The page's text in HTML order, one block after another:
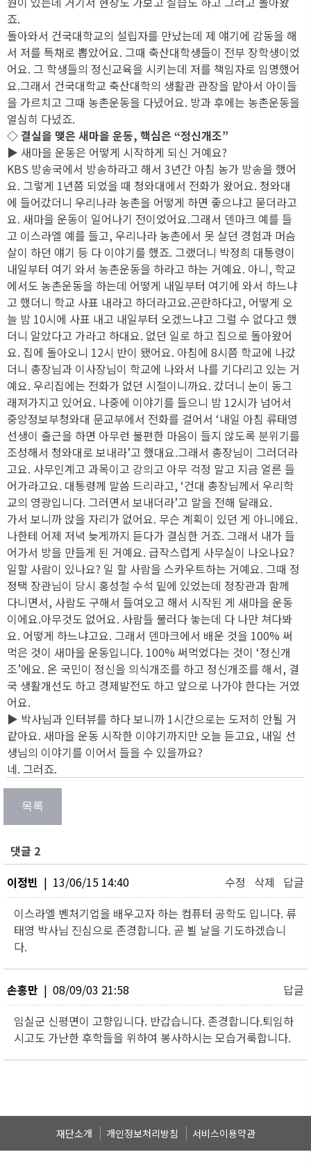
죠.
돌아와서 건국대학교의 설립자를 만났는데 제 얘기에 감동을 해
서 저를 특채로 뽑았어요. 그때 축산대학생들이 전부 장학생이었
어요. 그 학생들의 정신교육을 시키는데 저를 책임자로 임명했어
요.그래서 건국대학교 축산대학의 생활관 관장을 맡아서 아이들
을 가르치고 그때 농촌운동을 다녔어요. 방과 후에는 농촌운동을
열심히 다녔죠.
◇ 결실을 맺은 새마을 운동, 핵심은 “정신개조”
▶ 새마을 운동은 어떻게 시작하게 되신 거예요?
KBS 방송국에서 방송하라고 해서 3년간 아침 농가 방송을 했어
요. 그렇게 1년쯤 되었을 때 청와대에서 전화가 왔어요. 청와대
에 들어갔더니 우리나라 농촌을 어떻게 하면 좋으냐고 묻더라고
요. 새마을 운동이 일어나기 전이었어요.그래서 덴마크 예를 들
고 이스라엘 예를 들고, 우리나라 농촌에서 못 살던 경험과 머슴
살이 하던 얘기 등 다 이야기를 했죠. 그랬더니 박정희 대통령이
내일부터 여기 와서 농촌운동을 하라고 하는 거예요. 아니, 학교
에서도 농촌운동을 하는데 어떻게 내일부터 여기에 와서 하느냐
고 했더니 학교 사표 내라고 하더라고요.곤란하다고, 어떻게 오
늘 밤 10시에 사표 내고 내일부터 오겠느냐고 그럴 수 없다고 했
더니 알았다고 가라고 하대요. 없던 일로 하고 집으로 돌아왔어
요. 집에 돌아오니 12시 반이 됐어요. 아침에 8시쯤 학교에 나갔
더니 총장님과 이사장님이 학교에 나와서 나를 기다리고 있는 거
예요. 우리집에는 전화가 없던 시절이니까요. 갔더니 눈이 동그
래져가지고 있어요. 나중에 이야기를 들으니 밤 12시가 넘어서
중앙정보부청와대 문교부에서 전화를 걸어서 ‘내일 아침 류태영
선생이 출근을 하면 아무런 불편한 마음이 들지 않도록 분위기를
조성해서 청와대로 보내라’고 했대요.그래서 총장님이 그러더라
고요. 사무인계고 과목이고 강의고 아무 걱정 말고 지금 얼른 들
어가라고요. 대통령께 말씀 드리라고, ‘건대 총장님께서 우리학
교의 영광입니다. 그러면서 보내더라’고 말을 전해 달래요.
가서 보니까 앉을 자리가 없어요. 무슨 계획이 있던 게 아니에요.
나한테 어제 저녁 늦게까지 듣다가 결심한 거죠. 그래서 내가 들
어가서 방을 만들게 된 거예요. 급작스럽게 사무실이 나오나요?
일할 사람이 있나요? 일 할 사람을 스카우트하는 거예요. 그때 정
정택 장관님이 당시 홍성철 수석 밑에 있었는데 정장관과 함께
다니면서, 사람도 구해서 들여오고 해서 시작된 게 새마을 운동
이에요.아무것도 없어요. 사람들 불러다 놓는데 다 나만 쳐다봐
요. 어떻게 하느냐고요. 그래서 덴마크에서 배운 것을 100% 써
먹은 것이 새마을 운동입니다. 100% 써먹었다는 것이 ‘정신개
조’에요. 온 국민이 정신을 의식개조를 하고 정신개조를 해서, 결
국 생활개선도 하고 경제발전도 하고 앞으로 나가야 한다는 거였
어요.
▶ 박사님과 인터뷰를 하다 보니까 1시간으로는 도저히 안될 거
같아요. 새마을 운동 시작한 이야기까지만 오늘 듣고요, 내일 선
생님의 이야기를 이어서 들을 수 있을까요?
네. 그러죠.
댓글 2
수정
삭제 답글
이정빈 | 13/06/15 14:40
이스라엘 벤처기업을 배우고자 하는 컴퓨터 공학도 입니다. 류
태영 박사님 진심으로 존경합니다. 곧 뵐 날을 기도하겠습니
다.
답글
손홍만 | 08/09/03 21:58
임실군 신평면이 고향입니다. 반갑습니다. 존경합니다.퇴임하
시고도 가난한 후학들을 위하여 봉사하시는 모습거룩합니다.
재단소개 개인정보처리방침 서비스이용약관